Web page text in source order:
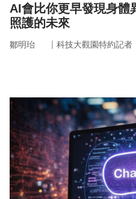
AI會比你更早發現身體
照護的未來
鄒明珆 ｜ 科技大觀園特約記者